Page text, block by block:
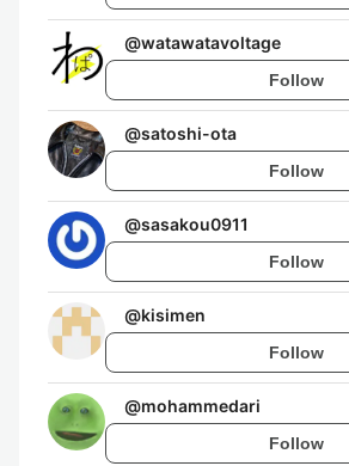
@watawatavoltage
Follow
@satoshi-ota
Follow
@sasakou0911
Follow
@kisimen
Follow
@mohammedari
Follow